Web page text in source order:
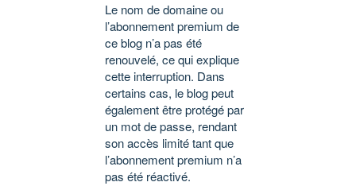
Le nom de domaine ou
l’abonnement premium de
ce blog n’a pas été
renouvelé, ce qui explique
cette interruption. Dans
certains cas, le blog peut
également être protégé par
un mot de passe, rendant
son accès limité tant que
l’abonnement premium n’a
pas été réactivé.